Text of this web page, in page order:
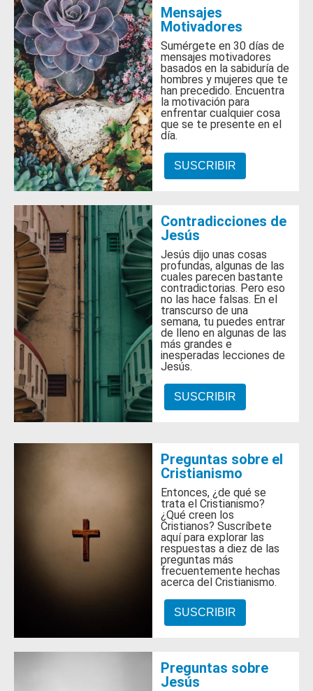
Mensajes
Motivadores
Sumérgete en 30 días de
mensajes motivadores
basados en la sabiduría de
hombres y mujeres que te
han precedido. Encuentra
la motivación para
enfrentar cualquier cosa
que se te presente en el
día.
SUSCRIBIR
Contradicciones de
Jesús
Jesús dijo unas cosas
profundas, algunas de las
cuales parecen bastante
contradictorias. Pero eso
no las hace falsas. En el
transcurso de una
semana, tu puedes entrar
de lleno en algunas de las
más grandes e
inesperadas lecciones de
Jesús.
SUSCRIBIR
Preguntas sobre el
Cristianismo
Entonces, ¿de qué se
trata el Cristianismo?
¿Qué creen los
Cristianos? Suscríbete
aquí para explorar las
respuestas a diez de las
preguntas más
frecuentemente hechas
acerca del Cristianismo.
SUSCRIBIR
Preguntas sobre
Jesús